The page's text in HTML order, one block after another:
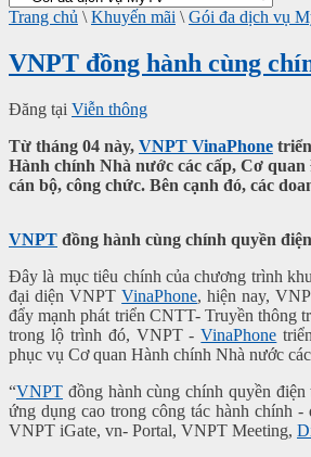
Trang chủ \ Khuyến mãi \ Gói đa dịch vụ
VNPT đồng hành cùng
Đăng tại Viễn thông
Từ tháng 04 này, VNPT VinaPhone
Hành chính Nhà nước các cấp, Cơ
cán bộ, công chức. Bên cạnh đó, các
VNPT đồng hành cùng chính quyền
Đây là mục tiêu chính của chương trình
đại diện VNPTVinaPhone, hiện nay,
đẩy mạnh phát triển CNTT- Truyền thông
trong lộ trình đó, VNPT -VinaPhone
phục vụ Cơ quan Hành chính Nhà nước
“VNPT đồng hành cùng chính quyền
ứng dụng cao trong công tác hành chính
VNPT iGate, vn- Portal, VNPT Meeting,